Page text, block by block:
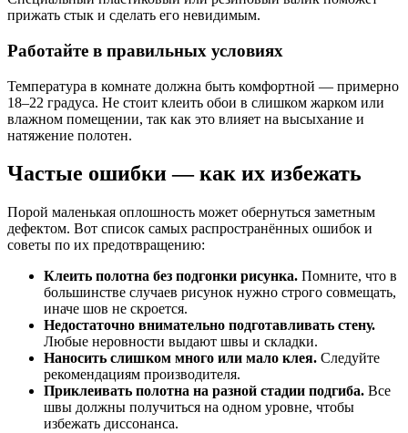
прижать стык и сделать его невидимым.
Работайте в правильных условиях
Температура в комнате должна быть комфортной — примерно
18–22 градуса. Не стоит клеить обои в слишком жарком или
влажном помещении, так как это влияет на высыхание и
натяжение полотен.
Частые ошибки — как их избежать
Порой маленькая оплошность может обернуться заметным
дефектом. Вот список самых распространённых ошибок и
советы по их предотвращению:
Клеить полотна без подгонки рисунка. Помните, что в
большинстве случаев рисунок нужно строго совмещать,
иначе шов не скроется.
Недостаточно внимательно подготавливать стену.
Любые неровности выдают швы и складки.
Наносить слишком много или мало клея. Следуйте
рекомендациям производителя.
Приклеивать полотна на разной стадии подгиба. Все
швы должны получиться на одном уровне, чтобы
избежать диссонанса.